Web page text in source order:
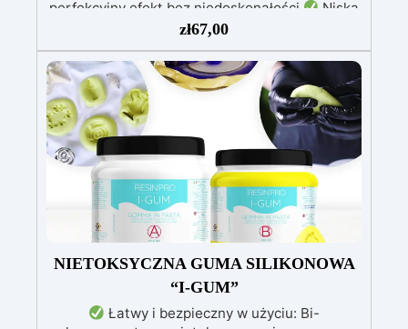
perfekcyjny efekt bez niedoskonałości
Niska
lepkość: Zapewnia odlewy bez pęcherzyków,
kompatybilna z drewnem, silikonem, szkłem,
metalem i innymi materiałami
Bezpieczna po
utwardzeniu: Nietoksyczna, bezpieczna dla
skóry, wolna od BPA i rozpuszczalników (VOC
Free)
Błyszcząca i samopoziomująca: Z
filtrami UV przeciw żółknięciu dla trwałego i
lśniącego wykończenia
zł67,00
NIETOKSYCZNA GUMA SILIKONOWA
“I-GUM”
Łatwy i bezpieczny w użyciu: Bi-